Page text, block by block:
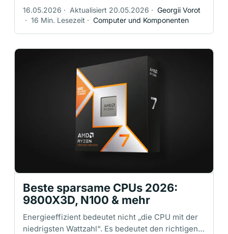
Papier verlieben. Eine gebrauchte oder geöffnete
(Open-Box) RTX 4070 Ti …
16.05.2026 · Aktualisiert 20.05.2026 · Georgii Vorot
· 16 Min. Lesezeit · Computer und Komponenten
Beste sparsame CPUs 2026:
9800X3D, N100 & mehr
Energieeffizient bedeutet nicht „die CPU mit der
niedrigsten Wattzahl“. Es bedeutet den richtigen